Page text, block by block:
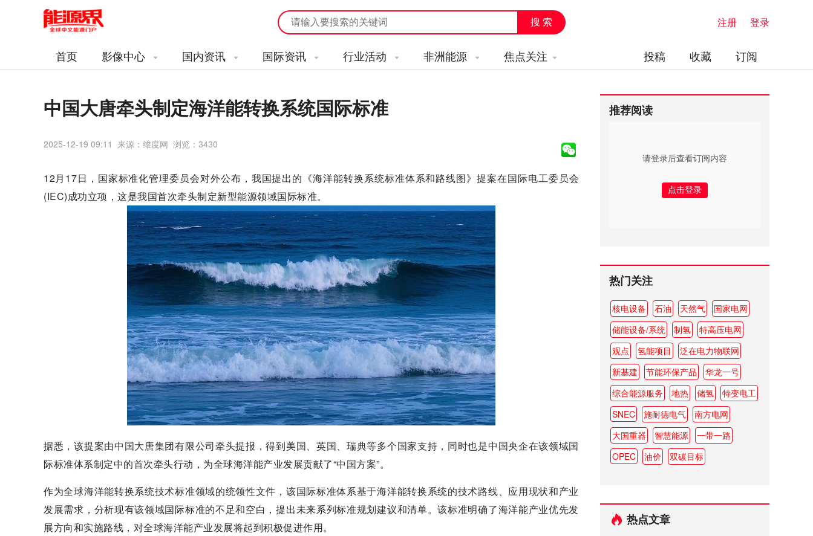
注册 登录
首页 影像中心 国内资讯 国际资讯 行业活动 非洲能源 焦点关注 订阅
收藏
投稿
中国大唐牵头制定海洋能转换系统国际标准
2025-12-19 09:11 来源：维度网 浏览： 3430
12月17日，国家标准化管理委员会对外公布，我国提出的《海洋能转换系统标准体系和路线图》提案在国际电工委员会
(IEC)成功立项，这是我国首次牵头制定新型能源领域国际标准。
据悉，该提案由中国大唐集团有限公司牵头提报，得到美国、英国、瑞典等多个国家支持，同时也是中国央企在该领域国
际标准体系制定中的首次牵头行动，为全球海洋能产业发展贡献了“中国方案”。
作为全球海洋能转换系统技术标准领域的统领性文件，该国际标准体系基于海洋能转换系统的技术路线、应用现状和产业
发展需求，分析现有该领域国际标准的不足和空白，提出未来系列标准规划建议和清单。该标准明确了海洋能产业优先发
展方向和实施路线，对全球海洋能产业发展将起到积极促进作用。
推荐阅读
请登录后查看订阅内容
热门关注
核电设备 石油 天然气
国家电网
储能设备/系统
制氢
特高压电网
观点
氢能项目
泛在电力物联网
新基建
节能环保产品
华龙一号
综合能源服务
地热 储氢
特变电工
SNEC
施耐德电气
南方电网
大国重器
智慧能源
一带一路
OPEC
油价 双碳目标
热点文章